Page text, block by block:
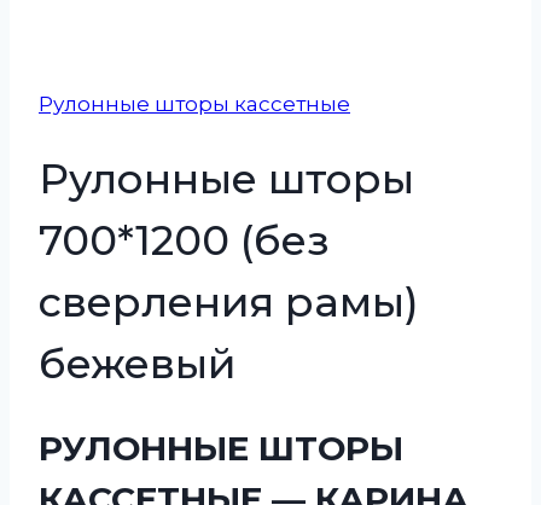
Рулонные шторы кассетные
Рулонные шторы
700*1200 (без
сверления рамы)
бежевый
РУЛОННЫЕ ШТОРЫ